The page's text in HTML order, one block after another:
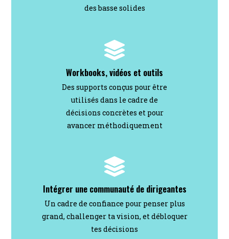
des basse solides
Workbooks, vidéos et outils
Des supports conçus pour être
utilisés dans le cadre de
décisions concrètes et pour
avancer méthodiquement
Intégrer une communauté de dirigeantes
Un cadre de confiance pour penser plus
grand, challenger ta vision, et débloquer
tes décisions